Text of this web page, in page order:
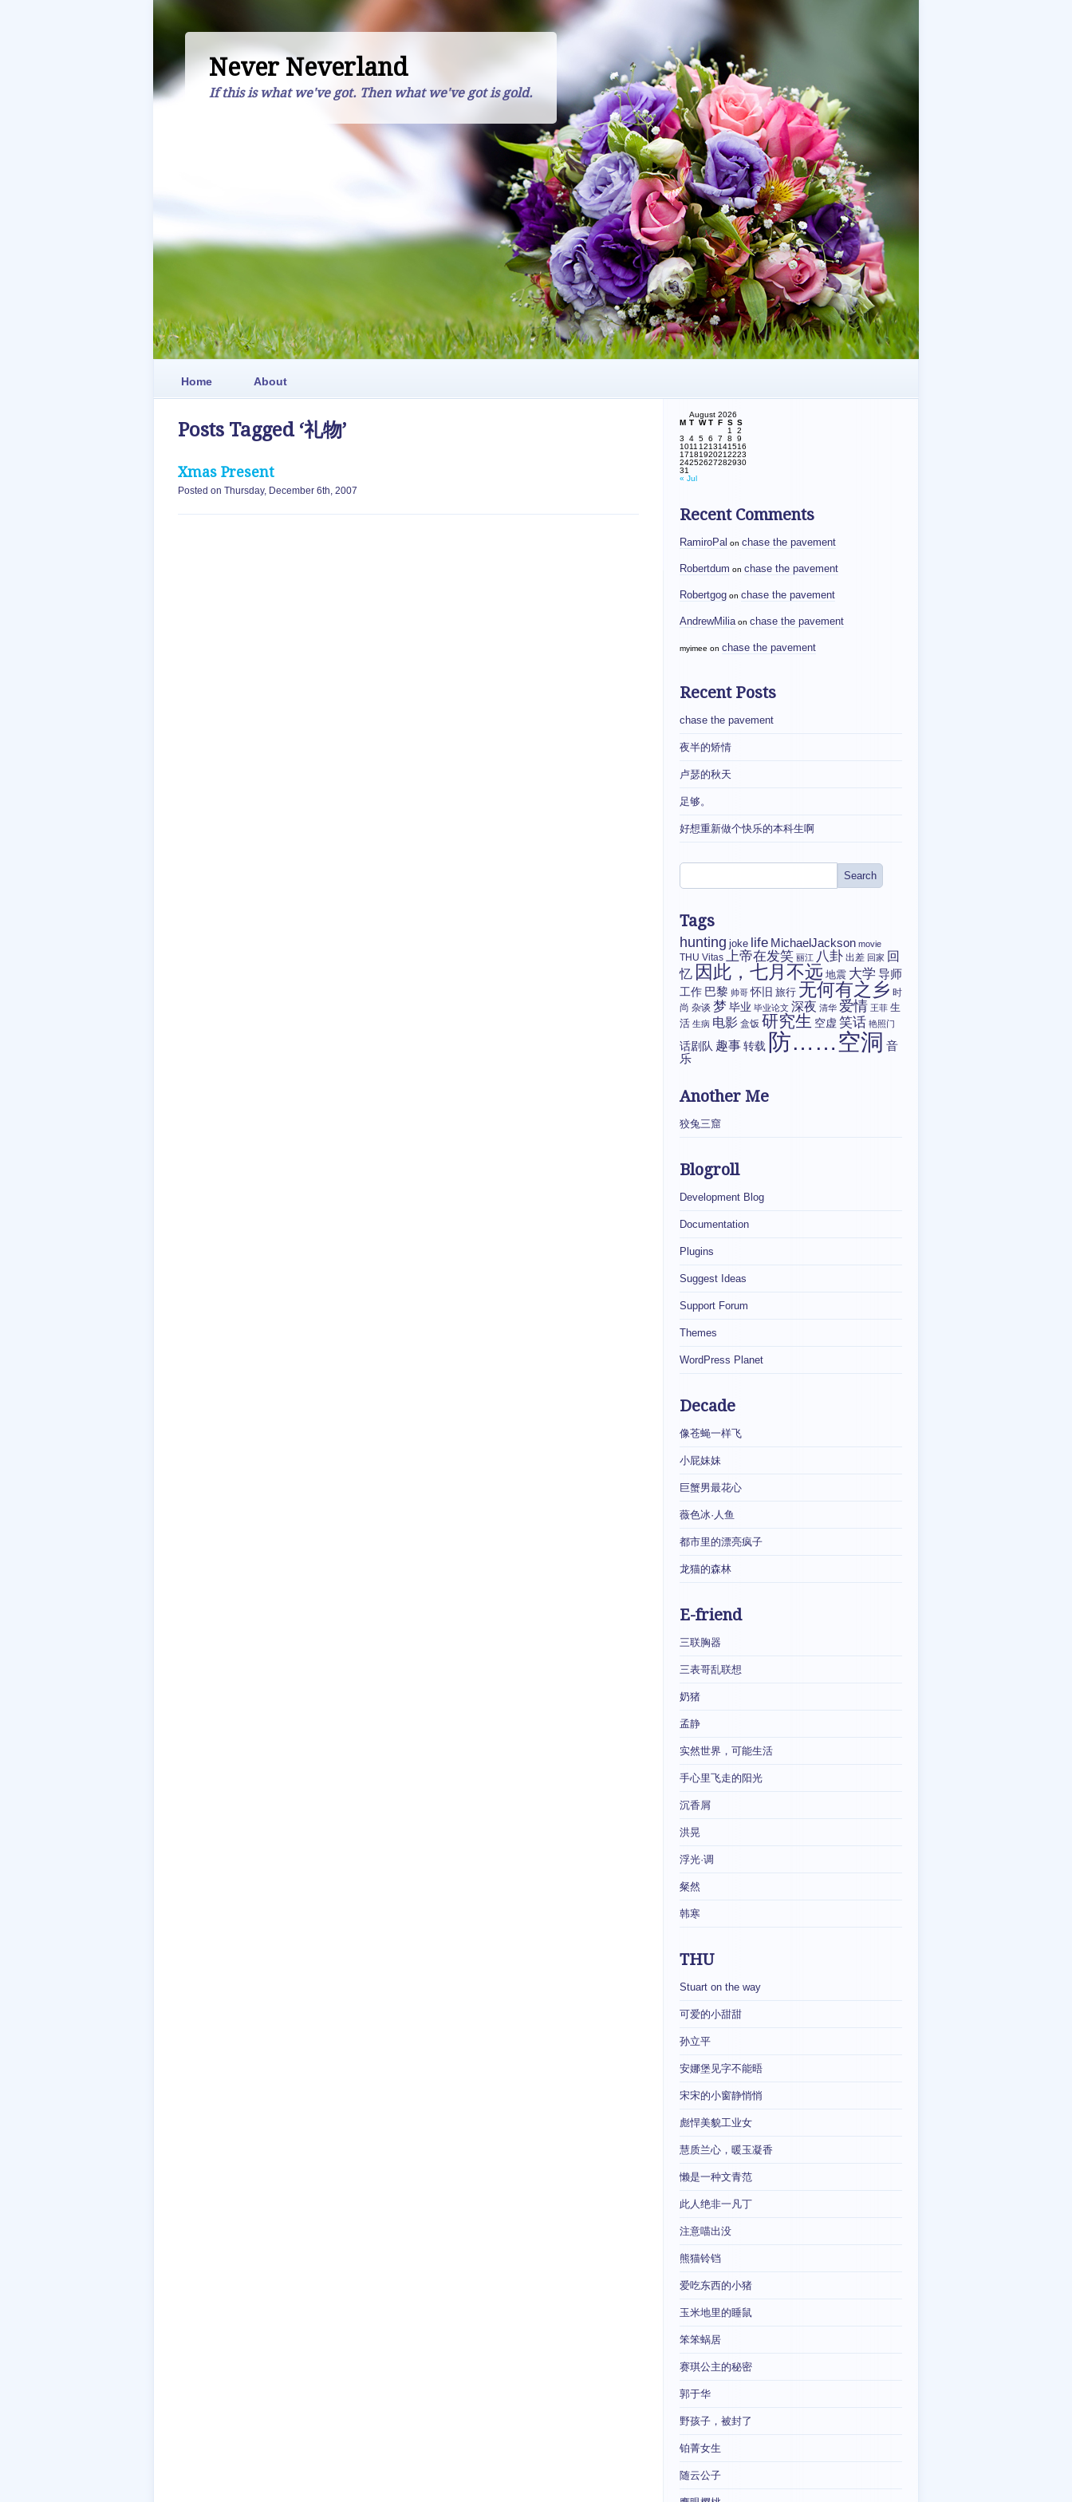
Never Neverland
If this is what we've got. Then what we've got is gold.
Home About
Posts Tagged ‘礼物’
Xmas Present
Posted on Thursday, December 6th, 2007
August 2026
M T W T F S S
1
2
3
4 5 6 7 8
9
1011 1213141516
17181920212223
24252627282930
31
« Jul
Recent Comments
RamiroPal on chase the pavement
Robertdum on chase the pavement
Robertgog on chase the pavement
AndrewMilia on chase the pavement
myimee on chase the pavement
Recent Posts
chase the pavement
夜半的矫情
卢瑟的秋天
足够。
好想重新做个快乐的本科生啊
Tags
hunting joke life MichaelJackson movie
THU Vitas 上帝在发笑 丽江 八卦 出差 回家 回
忆 因此，七月不远 地震 大学 导师
工作 巴黎 帅哥 怀旧 旅行 无何有之乡 时
尚 杂谈 梦 毕业 毕业论文 深夜 清华 爱情 王菲 生
活 生病 电影 盒饭 研究生 空虚 笑话 艳照门
话剧队 趣事转载 防……空洞 音
乐
Another Me
狡兔三窟
Blogroll
Development Blog
Documentation
Plugins
Suggest Ideas
Support Forum
Themes
WordPress Planet
Decade
像苍蝇一样飞
小屁妹妹
巨蟹男最花心
薇色冰·人鱼
都市里的漂亮疯子
龙猫的森林
E-friend
三联胸器
三表哥乱联想
奶猪
孟静
实然世界，可能生活
手心里飞走的阳光
沉香屑
洪晃
浮光·调
粲然
韩寒
THU
Stuart on the way
可爱的小甜甜
孙立平
安娜堡见字不能晤
宋宋的小窗静悄悄
彪悍美貌工业女
慧质兰心，暖玉凝香
懒是一种文青范
此人绝非一凡丁
注意喵出没
熊猫铃铛
爱吃东西的小猪
玉米地里的睡鼠
笨笨蜗居
赛琪公主的秘密
郭于华
野孩子，被封了
铂菁女生
随云公子